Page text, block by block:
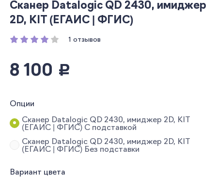
Сканер Datalogic QD 2430, имиджер
2D, KIT (ЕГАИС | ФГИС)
1 отзывов
8 100 руб.
Опции
Сканер Datalogic QD 2430, имиджер 2D, KIT
(ЕГАИС | ФГИС) С подставкой
Сканер Datalogic QD 2430, имиджер 2D, KIT
(ЕГАИС | ФГИС) Без подставки
Вариант цвета